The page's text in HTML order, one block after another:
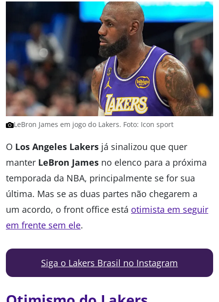
LeBron James em jogo do Lakers. Foto: Icon sport
O Los Angeles Lakers já sinalizou que quer
manter LeBron James no elenco para a próxima
temporada da NBA, principalmente se for sua
última. Mas se as duas partes não chegarem a
um acordo, o front office está otimista em seguir
em frente sem ele.
Siga o Lakers Brasil no Instagram